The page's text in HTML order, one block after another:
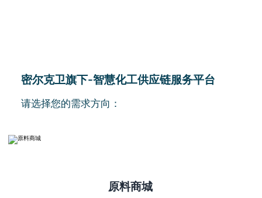
密尔克卫旗下-智慧化工供应链服务平台
请选择您的需求方向：
原料商城